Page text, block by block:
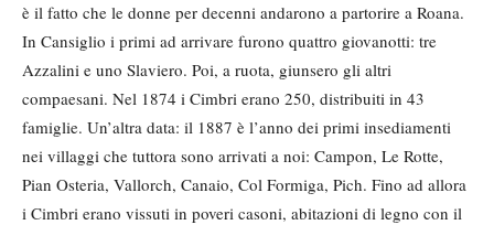
è il fatto che le donne per decenni andarono a partorire a Roana.
In Cansiglio i primi ad arrivare furono quattro giovanotti: tre
Azzalini e uno Slaviero. Poi, a ruota, giunsero gli altri
compaesani. Nel 1874 i Cimbri erano 250, distribuiti in 43
famiglie. Un’altra data: il 1887 è l’anno dei primi insediamenti
nei villaggi che tuttora sono arrivati a noi: Campon, Le Rotte,
Pian Osteria, Vallorch, Canaio, Col Formiga, Pich. Fino ad allora
i Cimbri erano vissuti in poveri casoni, abitazioni di legno con il